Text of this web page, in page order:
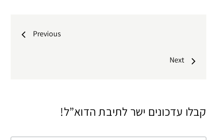
Previous
Next
קבלו עדכונים ישר לתיבת הדוא”ל!